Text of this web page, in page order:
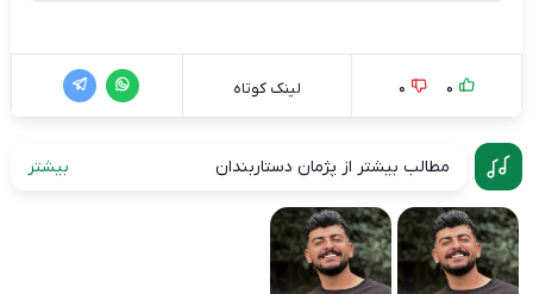
0
0 لینک کوتاه
مطالب بیشتر از پژمان دستاربندان بیشتر